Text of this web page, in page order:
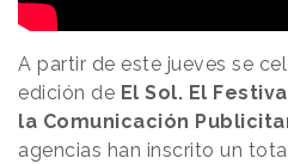
A partir de este jueves se
edición de El Sol. El
la Comunicación
agencias han inscrito un